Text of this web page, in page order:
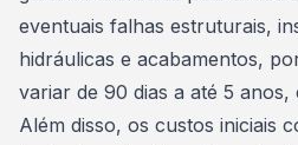
eventuais falhas estruturais,
hidráulicas e acabamentos,
variar de 90 dias a até 5
Além disso, os custos iniciais